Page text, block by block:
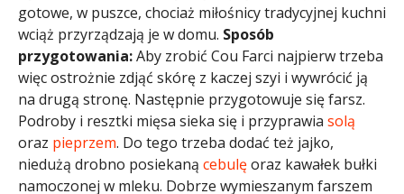
gotowe, w puszce, chociaż miłośnicy tradycyjnej kuchni
wciąż przyrządzają je w domu. Sposób
przygotowania:Aby zrobić Cou Farci najpierw trzeba
więc ostrożnie zdjąć skórę z kaczej szyi i wywrócić ją
na drugą stronę. Następnie przygotowuje się farsz.
Podroby i resztki mięsa sieka się i przyprawia solą
oraz pieprzem. Do tego trzeba dodać też jajko,
niedużą drobno posiekaną cebulęoraz kawałek bułki
namoczonej w mleku. Dobrze wymieszanym farszem